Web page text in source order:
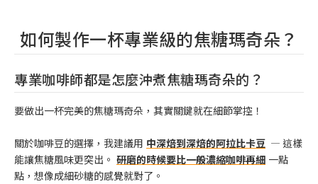
如何製作一杯專業級的焦糖瑪奇朵？
專業咖啡師都是怎麼沖煮焦糖瑪奇朵的？
要做出一杯完美的焦糖瑪奇朵，其實關鍵就在細節掌控！
關於咖啡豆的選擇，我建議用 中深焙到深焙的阿拉比卡豆 — 這樣
能讓焦糖風味更突出。 研磨的時候要比一般濃縮咖啡再細 一點
點，想像成細砂糖的感覺就對了。